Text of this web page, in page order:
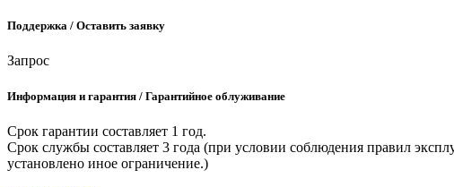
Поддержка / Оставить заявку
Запрос
Информация и гарантия / Гарантийное облуживание
Срок гарантии составляет 1 год.
Срок службы составляет 3 года (при условии соблюдения правил
установлено иное ограничение.)